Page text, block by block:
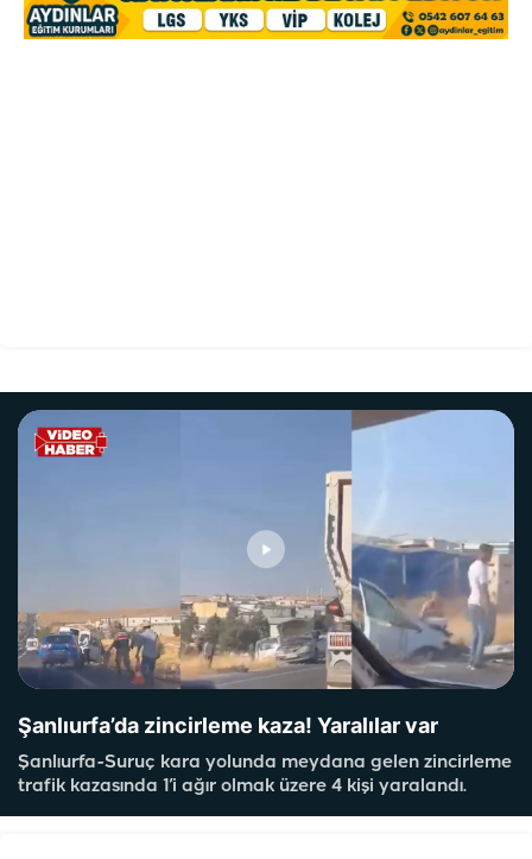
Şanlıurfa’da zincirleme kaza! Yaralılar var
Şanlıurfa-Suruç kara yolunda meydana gelen zincirleme
trafik kazasında 1’i ağır olmak üzere 4 kişi yaralandı.